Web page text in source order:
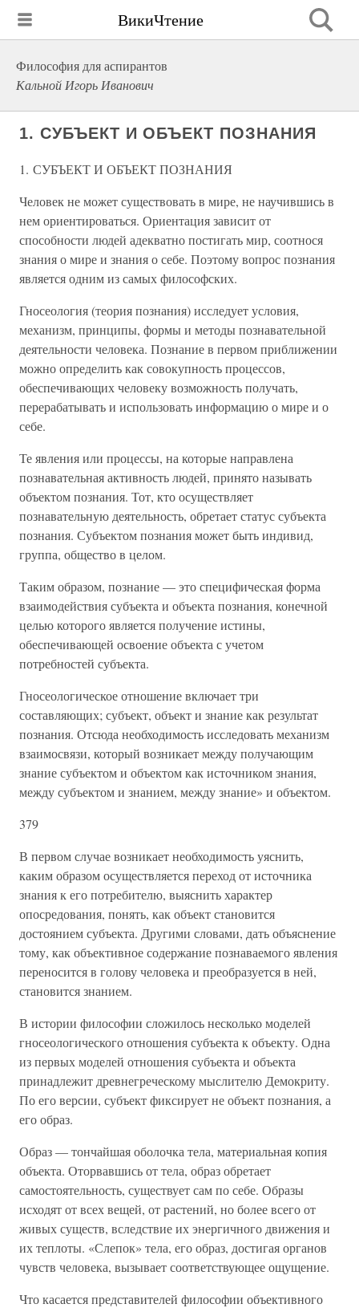
ВикиЧтение
Философия для аспирантов
Кальной Игорь Иванович
1. СУБЪЕКТ И ОБЪЕКТ ПОЗНАНИЯ
1. СУБЪЕКТ И ОБЪЕКТ ПОЗНАНИЯ
Человек не может существовать в мире, не научившись в
нем ориентироваться. Ориентация зависит от
способности людей адекватно постигать мир, соотнося
знания о мире и знания о себе. Поэтому вопрос познания
является одним из самых философских.
Гносеология (теория познания) исследует условия,
механизм, принципы, формы и методы познавательной
деятельности человека. Познание в первом приближении
можно определить как совокупность процессов,
обеспечивающих человеку возможность получать,
перерабатывать и использовать информацию о мире и о
себе.
Те явления или процессы, на которые направлена
познавательная активность людей, принято называть
объектом познания. Тот, кто осуществляет
познавательную деятельность, обретает статус субъекта
познания. Субъектом познания может быть индивид,
группа, общество в целом.
Таким образом, познание — это специфическая форма
взаимодействия субъекта и объекта познания, конечной
целью которого является получение истины,
обеспечивающей освоение объекта с учетом
потребностей субъекта.
Гносеологическое отношение включает три
составляющих; субъект, объект и знание как результат
познания. Отсюда необходимость исследовать механизм
взаимосвязи, который возникает между получающим
знание субъектом и объектом как источником знания,
между субъектом и знанием, между знание» и объектом.
379
В первом случае возникает необходимость уяснить,
каким образом осуществляется переход от источника
знания к его потребителю, выяснить характер
опосредования, понять, как объект становится
достоянием субъекта. Другими словами, дать объяснение
тому, как объективное содержание познаваемого явления
переносится в голову человека и преобразуется в ней,
становится знанием.
В истории философии сложилось несколько моделей
гносеологического отношения субъекта к объекту. Одна
из первых моделей отношения субъекта и объекта
принадлежит древнегреческому мыслителю Демокриту.
По его версии, субъект фиксирует не объект познания, а
его образ.
Образ — тончайшая оболочка тела, материальная копия
объекта. Оторвавшись от тела, образ обретает
самостоятельность, существует сам по себе. Образы
исходят от всех вещей, от растений, но более всего от
живых существ, вследствие их энергичного движения и
их теплоты. «Слепок» тела, его образ, достигая органов
чувств человека, вызывает соответствующее ощущение.
Что касается представителей философии объективного